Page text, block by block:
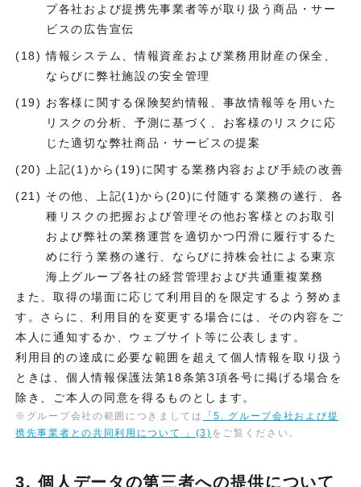
プ各社および提携先事業者等が取り扱う商品・サー
ビスの広告宣伝
情報システム、情報資産および業務用財産の保全、
ならびに弊社施設の安全管理
お客様に関する保険契約情報、事故情報等を用いた
リスクの分析、予測に基づく、お客様のリスクに応
じた適切な弊社商品・サービスの提案
上記(1)から(19)に関する業務内容および手続の改善
その他、上記(1)から(20)に付随する業務の遂行、各
種リスクの把握および管理その他お客様とのお取引
および弊社の業務運営を適切かつ円滑に履行するた
めに行う業務の遂行、ならびに持株会社による東京
海上グループ各社の経営管理および共通重複業務
また、取得の場面に応じて利用目的を限定するよう努めま
す。さらに、利用目的を変更する場合には、その内容をご
本人に通知するか、ウェブサイト等に公表します。
利用目的の達成に必要な範囲を超えて個人情報を取り扱う
ときは、個人情報保護法第18条第3項各号に掲げる場合を
除き、ご本人の同意を得るものとします。
※グループ会社の範囲につきましては
「5. グループ会社および提
携先事業者との共同利用について 」(3) をご覧ください。
3. 個人データの第三者への提供について